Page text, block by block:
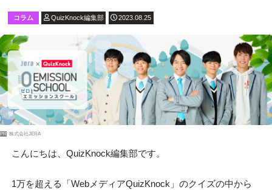
コラム QuizKnock編集部 2023.08.25
PR 株式会社JERA
こんにちは、QuizKnock編集部です。
1万を超える「WebメディアQuizKnock」のクイズの中から